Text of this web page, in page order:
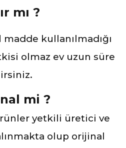
mı ?
kullanılmadığı
olmaz ev uzun süre
mi ?
yetkili üretici ve
olup orijinal